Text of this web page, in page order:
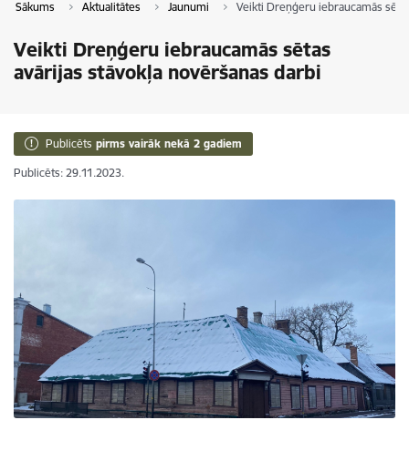
Sākums Aktualitātes Jaunumi Veikti Dreņģeru iebraucamās
Veikti Dreņģeru iebraucamās sētas
avārijas stāvokļa novēršanas darbi
Publicēts pirms vairāk nekā 2 gadiem
Publicēts: 29.11.2023.